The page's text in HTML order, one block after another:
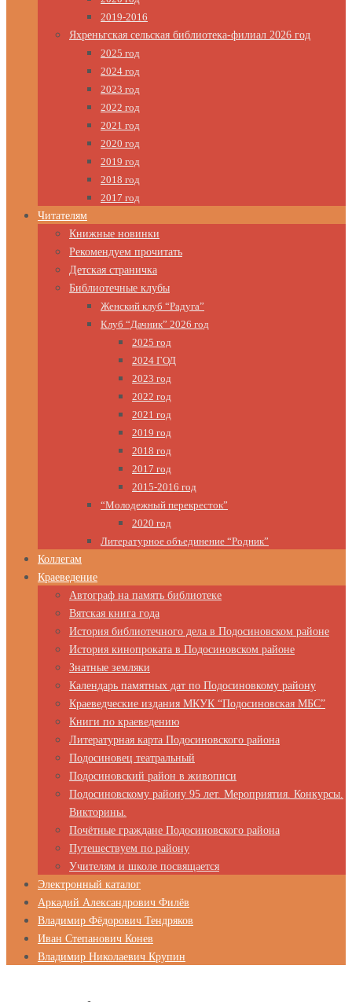
2019-2016
Яхреньгская сельская библиотека-филиал 2026 год
2025 год
2024 год
2023 год
2022 год
2021 год
2020 год
2019 год
2018 год
2017 год
Читателям
Книжные новинки
Рекомендуем прочитать
Детская страничка
Библиотечные клубы
Женский клуб “Радуга”
Клуб “Дачник” 2026 год
2025 год
2024 ГОД
2023 год
2022 год
2021 год
2019 год
2018 год
2017 год
2015-2016 год
“Молодежный перекресток”
2020 год
Литературное объединение “Родник”
Коллегам
Краеведение
Автограф на память библиотеке
Вятская книга года
История библиотечного дела в Подосиновском районе
История кинопроката в Подосиновском районе
Знатные земляки
Календарь памятных дат по Подосиновкому району
Краеведческие издания МКУК “Подосиновская МБС”
Книги по краеведению
Литературная карта Подосиновского района
Подосиновец театральный
Подосиновский район в живописи
Подосиновскому району 95 лет. Мероприятия. Конкурсы.
Викторины.
Почётные граждане Подосиновского района
Путешествуем по району
Учителям и школе посвящается
Электронный каталог
Аркадий Александрович Филёв
Владимир Фёдорович Тендряков
Иван Степанович Конев
Владимир Николаевич Крупин